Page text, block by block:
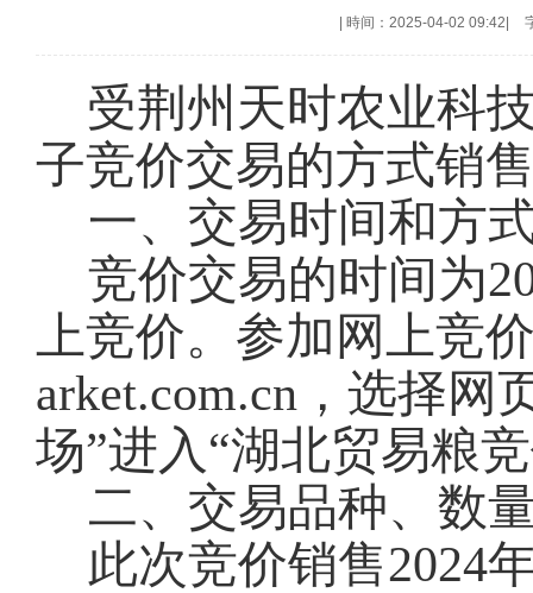
時间：2025-04-02 09:42
受荆州天时农业科
子竞价交易的方式销
一、交易时间和方
竞价交易的时间为
上竞价。参加网上竞
arket.com.cn，选择网
场”进入“湖北贸易粮
二、交易品种、数
此次竞价销售2024